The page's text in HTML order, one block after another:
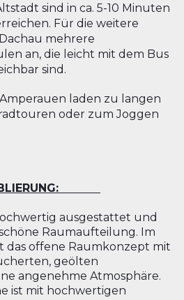
sind in ca. 5-10 Minuten
Für die weitere
mehrere
an, die leicht mit dem Bus
sind.
laden zu langen
oder zum Joggen
ausgestattet und
Raumaufteilung. Im
das offene Raumkonzept mit
geölten
angenehme Atmosphäre.
ist mit hochwertigen